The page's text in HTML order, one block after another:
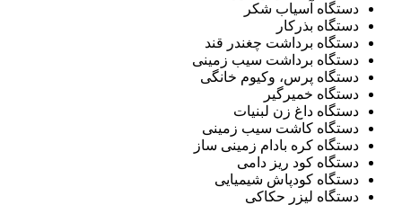
دستگاه آسیاب شکر
دستگاه بذرکار
دستگاه برداشت چغندر قند
دستگاه برداشت سیب زمینی
دستگاه پرس، وکیوم خانگی
دستگاه خمیرگیر
دستگاه داغ زن لبنیات
دستگاه کاشت سیب زمینی
دستگاه کره بادام زمینی ساز
دستگاه کود ریز دامی
دستگاه کودپاش شیمیایی
دستگاه لیزر حکاکی